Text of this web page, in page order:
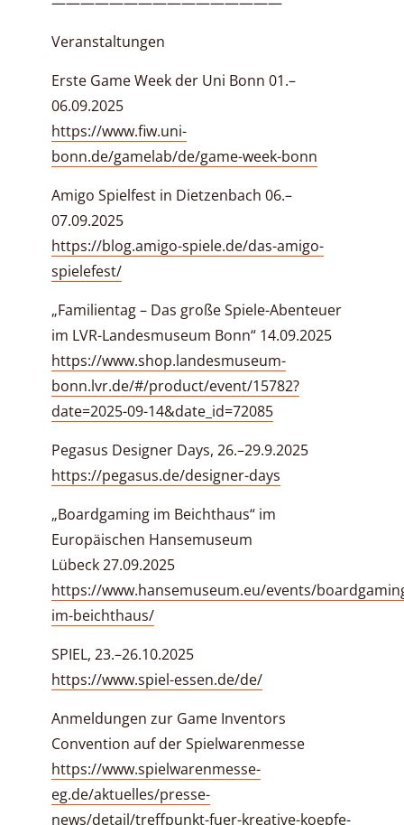
Veranstaltungen
Erste Game Week der Uni Bonn 01.–
06.09.2025
https://www.fiw.uni-
bonn.de/gamelab/de/game-week-bonn
Amigo Spielfest in Dietzenbach 06.–
07.09.2025
https://blog.amigo-spiele.de/das-amigo-
spielefest/
„Familientag – Das große Spiele-Abenteuer
im LVR-Landesmuseum Bonn“ 14.09.2025
https://www.shop.landesmuseum-
bonn.lvr.de/#/product/event/15782?
date=2025-09-14&date_id=72085
Pegasus Designer Days, 26.–29.9.2025
https://pegasus.de/designer-days
„Boardgaming im Beichthaus“ im
Europäischen Hansemuseum
Lübeck 27.09.2025
https://www.hansemuseum.eu/events/
im-beichthaus/
SPIEL, 23.–26.10.2025
https://www.spiel-essen.de/de/
Anmeldungen zur Game Inventors
Convention auf der Spielwarenmesse
https://www.spielwarenmesse-
eg.de/aktuelles/presse-
news/detail/treffpunkt-fuer-kreative-koepfe-